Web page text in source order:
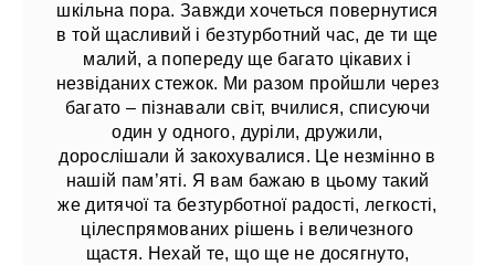
шкільна пора. Завжди хочеться повернутися
в той щасливий і безтурботний час, де ти ще
малий, а попереду ще багато цікавих і
незвіданих стежок. Ми разом пройшли через
багато – пізнавали світ, вчилися, списуючи
один у одного, дуріли, дружили,
дорослішали й закохувалися. Це незмінно в
нашій пам’яті. Я вам бажаю в цьому такий
же дитячої та безтурботної радості, легкості,
цілеспрямованих рішень і величезного
щастя. Нехай те, що ще не досягнуто,